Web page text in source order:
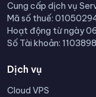
Cung cấp dịch vụ
Mã số thuế:
Hoạt động từ ngày
Số Tài khoản:
Dịch vụ
Cloud VPS